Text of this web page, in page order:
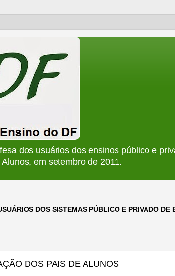
dos usuários dos ensinos público e
em setembro de 2011.
DOS SISTEMAS PÚBLICO E PRIVADO
DOS PAIS DE ALUNOS